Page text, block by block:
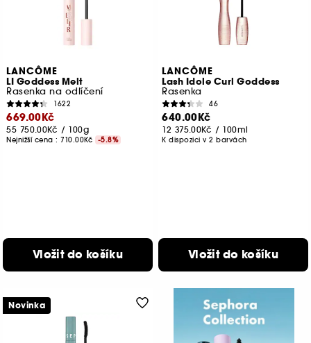
LANCÔME
LI Goddess Melt
Řasenka na odlíčení
1622
669.00Kč
55 750.00Kč / 100g
Nejnižší cena :710.00Kč -5.8%
Vložit do košíku
LANCÔME
Lash Idole Curl Goddess
Řasenka
46
640.00Kč
12 375.00Kč / 100ml
K dispozici v 2 barvách
Vložit do košíku
Novinka